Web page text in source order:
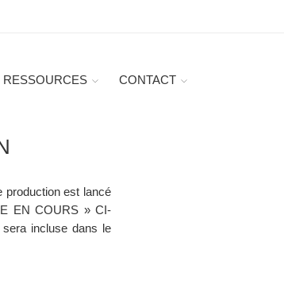
RESSOURCES CONTACT
production est lancé
EN COURS » CI-
incluse dans le